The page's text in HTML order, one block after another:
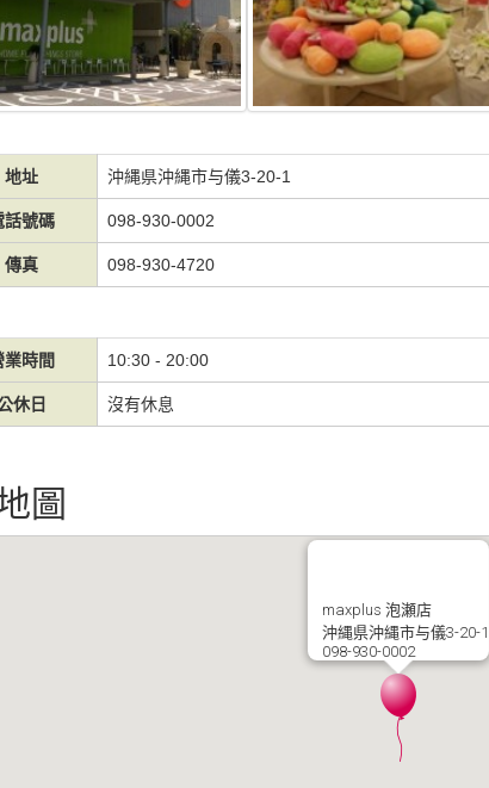
地址 沖縄県沖縄市与儀3-20-1
話號碼 098-930-0002
傳真 098-930-4720
業時間 10:30 - 20:00
休日 沒有休息
圖
maxplus 泡瀬店
沖縄県沖縄市与儀3-20-1
098-930-0002